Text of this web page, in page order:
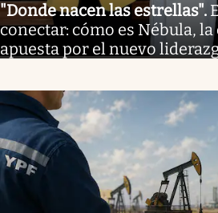
"Donde nacen las estrellas".
conectar: cómo es Nébula,
apuesta por el nuevo